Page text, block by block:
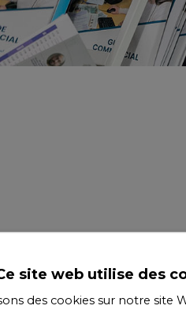
site web utilise des
des cookies sur notre site